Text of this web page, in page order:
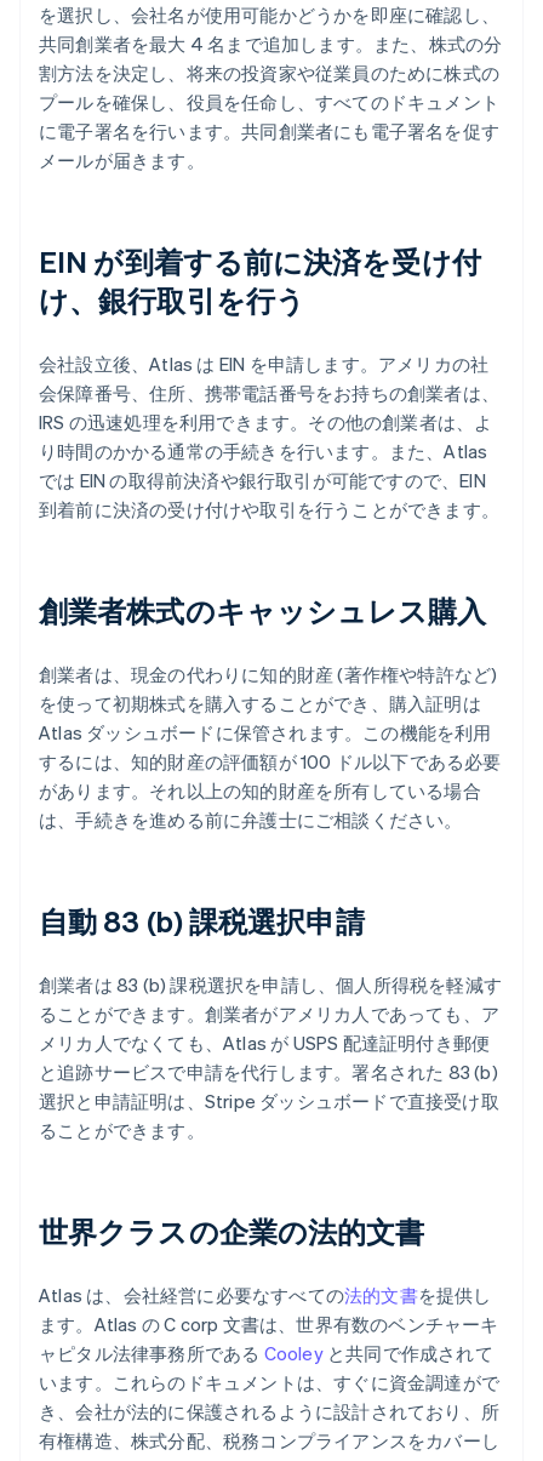
を選択し、会社名が使用可能かどうかを即座に確認し、
共同創業者を最大 4 名まで追加します。また、株式の分
割方法を決定し、将来の投資家や従業員のために株式の
プールを確保し、役員を任命し、すべてのドキュメント
に電子署名を行います。共同創業者にも電子署名を促す
メールが届きます。
EIN が到着する前に決済を受け付
け、銀行取引を行う
会社設立後、Atlas は EIN を申請します。アメリカの社
会保障番号、住所、携帯電話番号をお持ちの創業者は、
IRS の迅速処理を利用できます。その他の創業者は、よ
り時間のかかる通常の手続きを行います。また、Atlas
では EIN の取得前決済や銀行取引が可能ですので、EIN
到着前に決済の受け付けや取引を行うことができます。
創業者株式のキャッシュレス購入
創業者は、現金の代わりに知的財産 (著作権や特許など)
を使って初期株式を購入することができ、購入証明は
Atlas ダッシュボードに保管されます。この機能を利用
するには、知的財産の評価額が 100 ドル以下である必要
があります。それ以上の知的財産を所有している場合
は、手続きを進める前に弁護士にご相談ください。
自動 83 (b) 課税選択申請
創業者は 83 (b) 課税選択を申請し、個人所得税を軽減す
ることができます。創業者がアメリカ人であっても、ア
メリカ人でなくても、Atlas が USPS 配達証明付き郵便
と追跡サービスで申請を代行します。署名された 83 (b)
選択と申請証明は、Stripe ダッシュボードで直接受け取
ることができます。
世界クラスの企業の法的文書
Atlas は、会社経営に必要なすべての法的文書を提供し
ます。Atlas の C corp 文書は、世界有数のベンチャーキ
ャピタル法律事務所である Cooleyと共同で作成されて
います。これらのドキュメントは、すぐに資金調達がで
き、会社が法的に保護されるように設計されており、所
有権構造、株式分配、税務コンプライアンスをカバーし